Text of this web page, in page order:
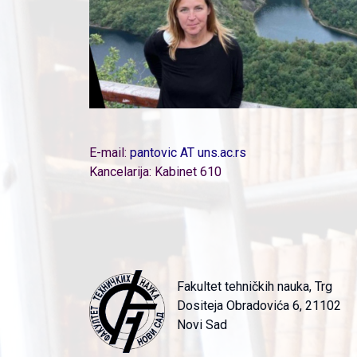
E-mail: pantovic AT uns.ac.rs
Kancelarija: Kabinet 610
Fakultet tehničkih nauka, Trg
Dositeja Obradovića 6, 21102
Novi Sad